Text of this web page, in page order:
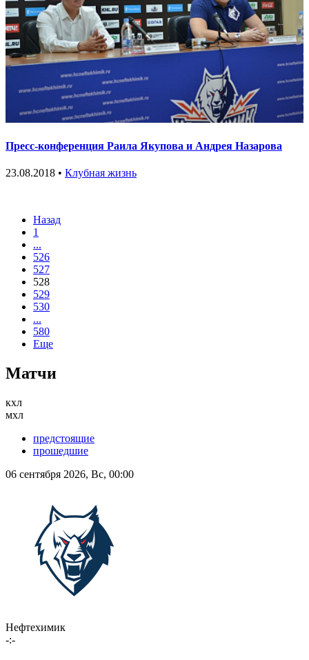
Пресс-конференция Раила Якупова и Андрея Назарова
23.08.2018 • Клубная жизнь
Назад
1
...
526
527
528
529
530
...
580
Еще
Матчи
кхл
мхл
предстоящие
прошедшие
06 сентября 2026, Вс, 00:00
Нефтехимик
-:-